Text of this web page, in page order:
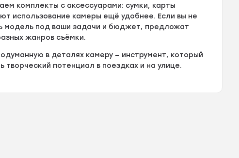
комплекты с аксессуарами: сумки, карты
использование камеры ещё удобнее. Если вы не
модель под ваши задачи и бюджет, предложат
жанров съёмки.
в деталях камеру — инструмент, который
потенциал в поездках и на улице.